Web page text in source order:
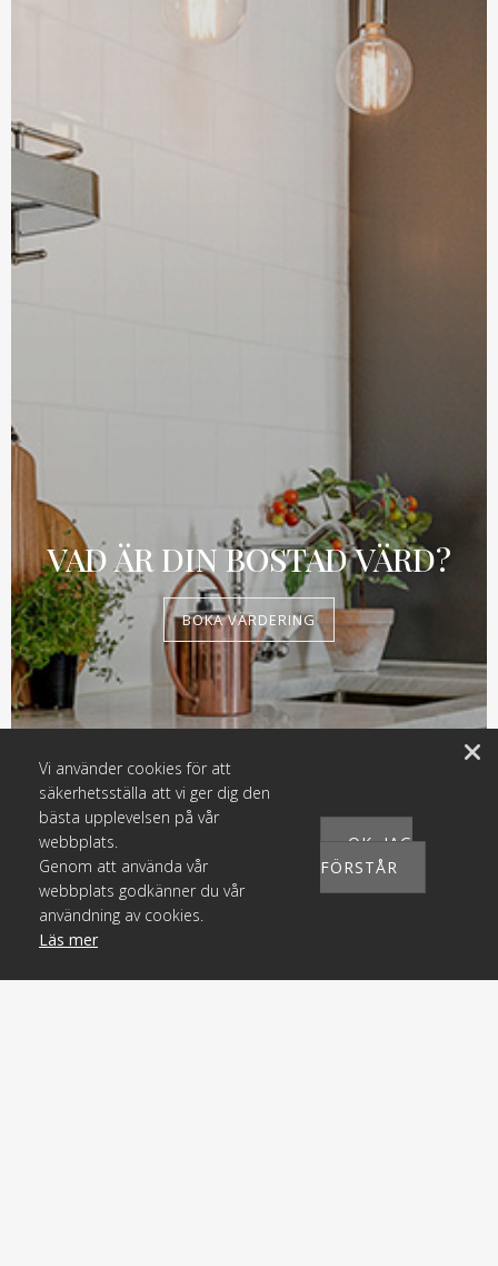
VAD ÄR DIN BOSTAD VÄRD?
BOKA VÄRDERING
Vi använder cookies för att
säkerhetsställa att vi ger dig den
bästa upplevelsen på vår
webbplats.
Genom att använda vår
webbplats godkänner du vår
användning av cookies.
Läs mer
OK, JAG
FÖRSTÅR